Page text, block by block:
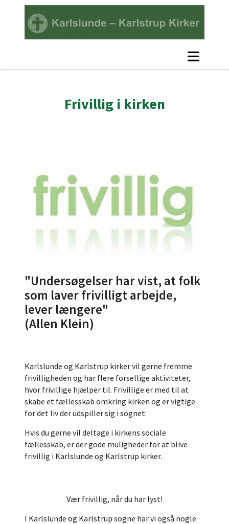
Frivillig i kirken
"Undersøgelser har vist, at folk
som laver frivilligt arbejde,
lever længere"
(Allen Klein)
Karlslunde og Karlstrup kirker vil gerne fremme
frivilligheden og har flere forsellige aktiviteter,
hvor frivillige hjælper til. Frivillige er med til at
skabe et fællesskab omkring kirken og er vigtige
for det liv der udspiller sig i sognet.
Hvis du gerne vil deltage i kirkens sociale
fællesskab, er der gode muligheder for at blive
frivillig i Karlslunde og Karlstrup kirker.
Vær frivillig, når du har lyst!
I Karlslunde og Karlstrup sogne har vi også nogle